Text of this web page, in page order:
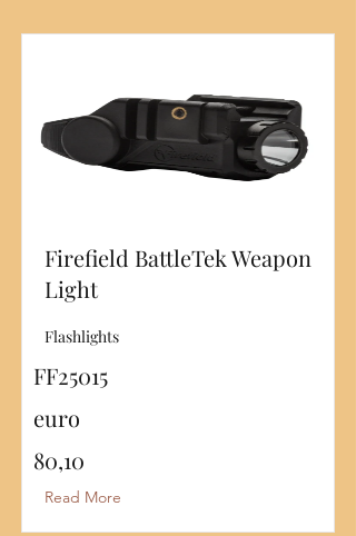
Firefield BattleTek Weapon
Light
Flashlights
FF25015
euro
80,10
Read More